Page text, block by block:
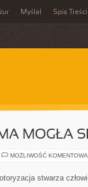
Myślał Spis Treści
MOGŁA
MOŻLIWOŚĆ
stwarza